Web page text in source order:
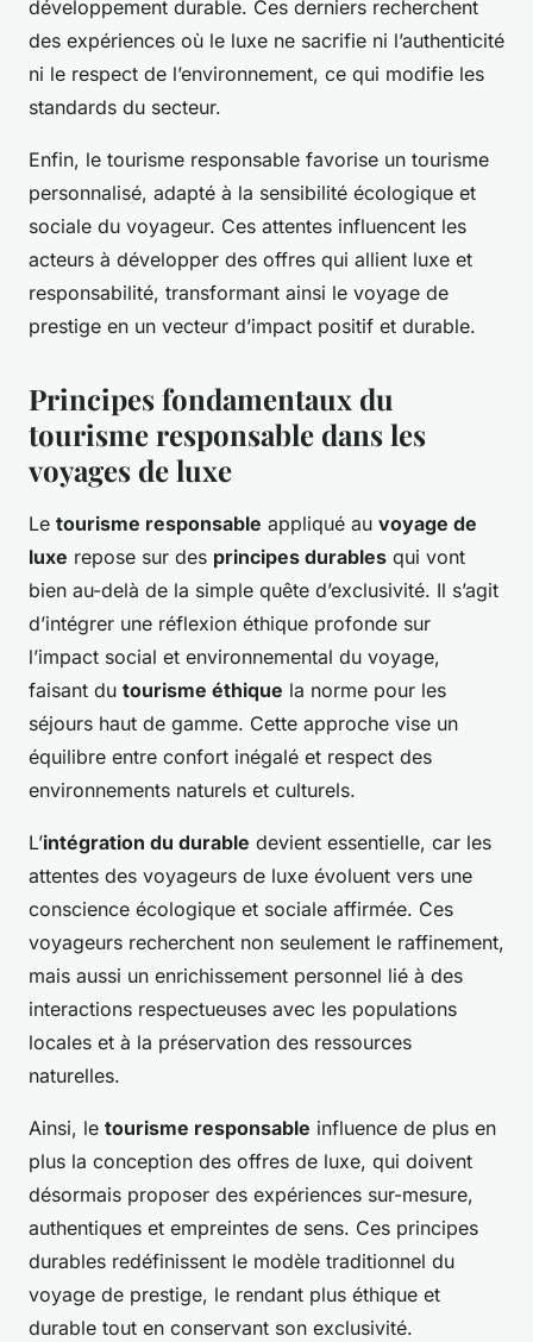
développement durable. Ces derniers recherchent
des expériences où le luxe ne sacrifie ni l’authenticité
ni le respect de l’environnement, ce qui modifie les
standards du secteur.
Enfin, le tourisme responsable favorise un tourisme
personnalisé, adapté à la sensibilité écologique et
sociale du voyageur. Ces attentes influencent les
acteurs à développer des offres qui allient luxe et
responsabilité, transformant ainsi le voyage de
prestige en un vecteur d’impact positif et durable.
Principes fondamentaux du
tourisme responsable dans les
voyages de luxe
Le tourisme responsable appliqué au voyage de
luxe repose sur des principes durables qui vont
bien au-delà de la simple quête d’exclusivité. Il s’agit
d’intégrer une réflexion éthique profonde sur
l’impact social et environnemental du voyage,
faisant du tourisme éthique la norme pour les
séjours haut de gamme. Cette approche vise un
équilibre entre confort inégalé et respect des
environnements naturels et culturels.
L’intégration du durable devient essentielle, car les
attentes des voyageurs de luxe évoluent vers une
conscience écologique et sociale affirmée. Ces
voyageurs recherchent non seulement le raffinement,
mais aussi un enrichissement personnel lié à des
interactions respectueuses avec les populations
locales et à la préservation des ressources
naturelles.
Ainsi, le tourisme responsable influence de plus en
plus la conception des offres de luxe, qui doivent
désormais proposer des expériences sur-mesure,
authentiques et empreintes de sens. Ces principes
durables redéfinissent le modèle traditionnel du
voyage de prestige, le rendant plus éthique et
durable tout en conservant son exclusivité.